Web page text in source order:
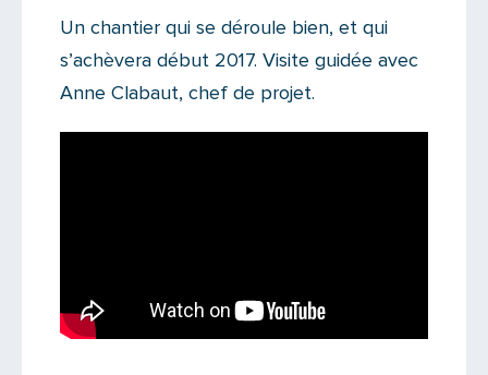
Un chantier qui se déroule bien, et qui
s’achèvera début 2017. Visite guidée avec
Anne Clabaut, chef de projet.